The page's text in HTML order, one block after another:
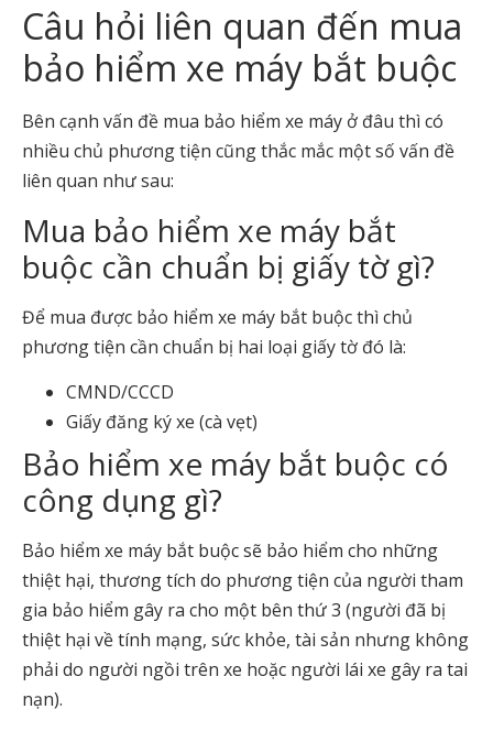
Câu hỏi liên quan đến mua
bảo hiểm xe máy bắt buộc
Bên cạnh vấn đề mua bảo hiểm xe máy ở đâu thì có
nhiều chủ phương tiện cũng thắc mắc một số vấn đề
liên quan như sau:
Mua bảo hiểm xe máy bắt
buộc cần chuẩn bị giấy tờ gì?
Để mua được bảo hiểm xe máy bắt buộc thì chủ
phương tiện cần chuẩn bị hai loại giấy tờ đó là:
CMND/CCCD
Giấy đăng ký xe (cà vẹt)
Bảo hiểm xe máy bắt buộc có
công dụng gì?
Bảo hiểm xe máy bắt buộc sẽ bảo hiểm cho những
thiệt hại, thương tích do phương tiện của người tham
gia bảo hiểm gây ra cho một bên thứ 3 (người đã bị
thiệt hại về tính mạng, sức khỏe, tài sản nhưng không
phải do người ngồi trên xe hoặc người lái xe gây ra tai
nạn).